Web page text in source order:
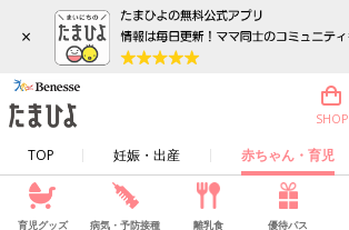
×
TOP 妊娠・出産 赤ちゃん・育児
SHOP
育児グッズ 病気・予防接種 離乳食 優待パス